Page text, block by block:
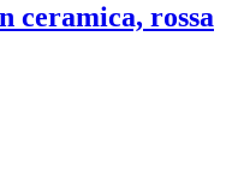
ceramica, rossa